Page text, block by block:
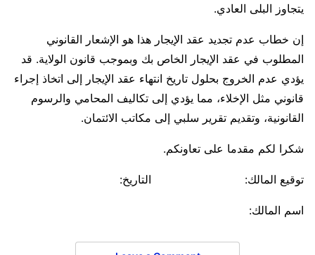
يتجاوز البلى العادي.
إن خطاب عدم تجديد عقد الإيجار هذا هو الإشعار القانوني
المطلوب في عقد الإيجار الخاص بك وبموجب قانون الولاية. قد
يؤدي عدم الخروج بحلول تاريخ انتهاء عقد الإيجار إلى اتخاذ إجراء
قانوني مثل الإخلاء، مما يؤدي إلى تكاليف المحامي والرسوم
القانونية، وتقديم تقرير سلبي إلى مكاتب الائتمان.
شكرا لكم مقدما على تعاونكم.
توقيع المالك: التاريخ:
اسم المالك: